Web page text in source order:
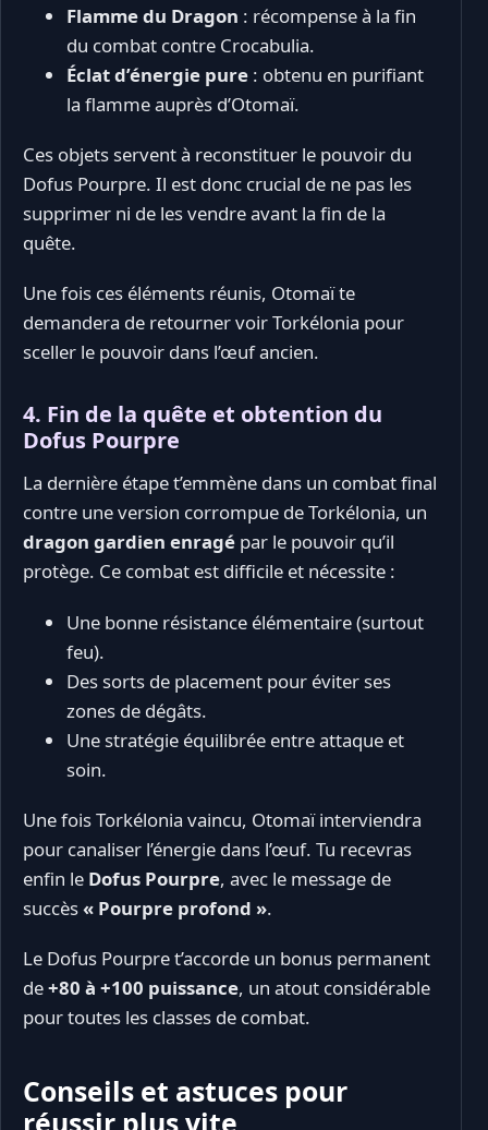
Flamme du Dragon : récompense à la fin
du combat contre Crocabulia.
Éclat d’énergie pure : obtenu en purifiant
la flamme auprès d’Otomaï.
Ces objets servent à reconstituer le pouvoir du
Dofus Pourpre. Il est donc crucial de ne pas les
supprimer ni de les vendre avant la fin de la
quête.
Une fois ces éléments réunis, Otomaï te
demandera de retourner voir Torkélonia pour
sceller le pouvoir dans l’œuf ancien.
4. Fin de la quête et obtention du
Dofus Pourpre
La dernière étape t’emmène dans un combat final
contre une version corrompue de Torkélonia, un
dragon gardien enragé par le pouvoir qu’il
protège. Ce combat est difficile et nécessite :
Une bonne résistance élémentaire (surtout
feu).
Des sorts de placement pour éviter ses
zones de dégâts.
Une stratégie équilibrée entre attaque et
soin.
Une fois Torkélonia vaincu, Otomaï interviendra
pour canaliser l’énergie dans l’œuf. Tu recevras
enfin le Dofus Pourpre, avec le message de
succès« Pourpre profond ».
Le Dofus Pourpre t’accorde un bonus permanent
de+80 à +100 puissance, un atout considérable
pour toutes les classes de combat.
Conseils et astuces pour
réussir plus vite